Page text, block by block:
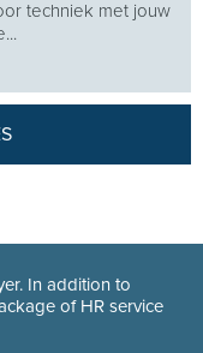
techniek met jouw
In addition to
of HR service